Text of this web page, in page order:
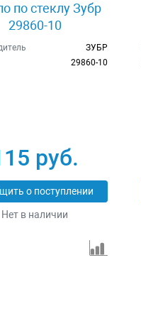
по стеклу Зубр
29860-10
ЗУБР
29860-10
руб.
о поступлении
Нет в наличии